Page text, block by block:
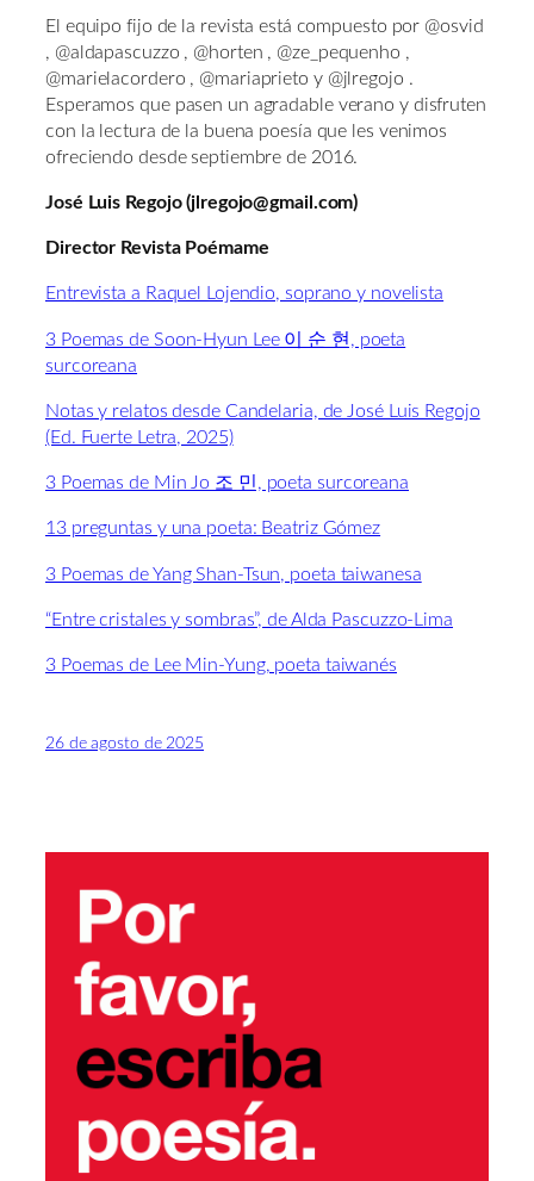
El equipo fijo de la revista está compuesto por @osvid
, @aldapascuzzo , @horten , @ze_pequenho ,
@marielacordero , @mariaprieto y @jlregojo .
Esperamos que pasen un agradable verano y disfruten
con la lectura de la buena poesía que les venimos
ofreciendo desde septiembre de 2016.
José Luis Regojo (jlregojo@gmail.com)
Director Revista Poémame
Entrevista a Raquel Lojendio, soprano y novelista
3 Poemas de Soon-Hyun Lee 이 순 현, poeta
surcoreana
Notas y relatos desde Candelaria, de José Luis Regojo
(Ed. Fuerte Letra, 2025)
3 Poemas de Min Jo 조 민, poeta surcoreana
13 preguntas y una poeta: Beatriz Gómez
3 Poemas de Yang Shan-Tsun, poeta taiwanesa
“Entre cristales y sombras”, de Alda Pascuzzo-Lima
3 Poemas de Lee Min-Yung, poeta taiwanés
26 de agosto de 2025